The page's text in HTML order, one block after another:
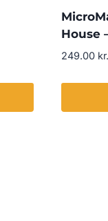
House
249.00 kr.